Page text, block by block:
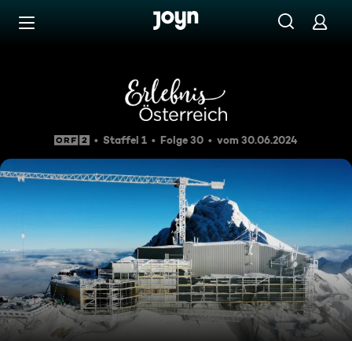
Zum Inhalt springen
Erlebnis Österreich: Bauen
Staffel 1 Folge 30 vom 30.06.2024